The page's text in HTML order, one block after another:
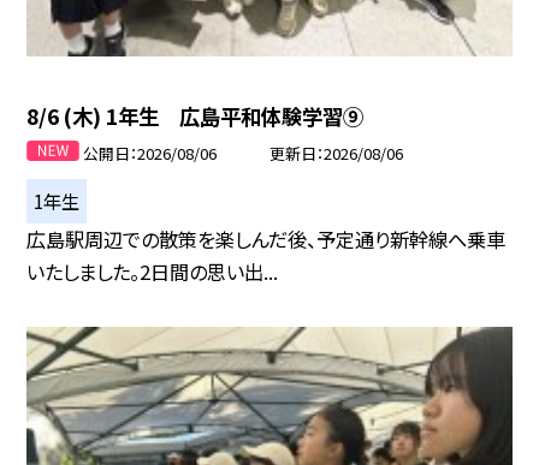
8/6 (木) 1年生 広島平和体験学習⑨
公開日 2026/08/06 更新日 2026/08/06
1年生
広島駅周辺での散策を楽しんだ後、予定通り新幹線へ乗車
いたしました。2日間の思い出...